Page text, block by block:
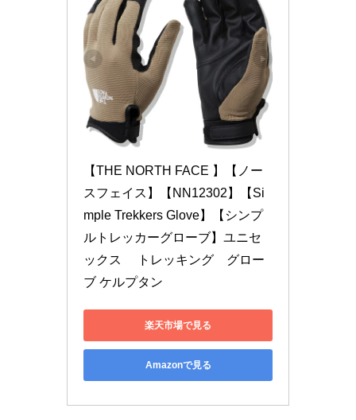
【THE NORTH FACE 】【ノー
スフェイス】【NN12302】【Si
mple Trekkers Glove】【シンプ
ルトレッカーグローブ】ユニセ
ックス　 トレッキング　グロー
ブ ケルプタン
楽天市場で見る
Amazonで見る